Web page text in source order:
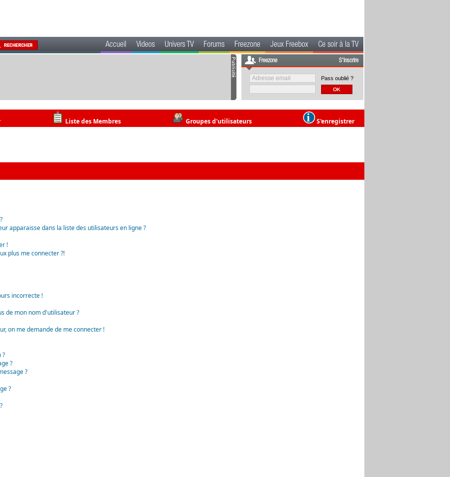
Accueil Videos Univers TV Forums Freezone Jeux Freebox Ce soir à la TV
Freezone S'inscrire
Pass oublié ?
Liste des Membres Groupes d'utilisateurs S'enregistrer
apparaisse dans la liste des utilisateurs en ligne ?
!
plus me connecter ?!
incorrecte !
de mon nom d'utilisateur ?
on me demande de me connecter !
?
?
?
?